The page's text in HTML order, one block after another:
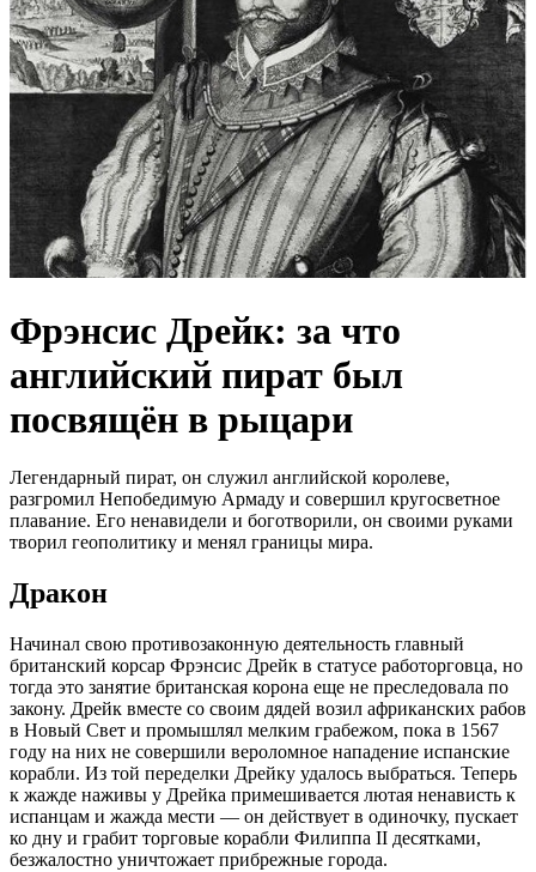
Фрэнсис Дрейк: за что
английский пират был
посвящён в рыцари
Легендарный пират, он служил английской королеве,
разгромил Непобедимую Армаду и совершил кругосветное
плавание. Его ненавидели и боготворили, он своими руками
творил геополитику и менял границы мира.
Дракон
Начинал свою противозаконную деятельность главный
британский корсар Фрэнсис Дрейк в статусе работорговца, но
тогда это занятие британская корона еще не преследовала по
закону. Дрейк вместе со своим дядей возил африканских рабов
в Новый Свет и промышлял мелким грабежом, пока в 1567
году на них не совершили вероломное нападение испанские
корабли. Из той переделки Дрейку удалось выбраться. Теперь
к жажде наживы у Дрейка примешивается лютая ненависть к
испанцам и жажда мести — он действует в одиночку, пускает
ко дну и грабит торговые корабли Филиппа II десятками,
безжалостно уничтожает прибрежные города.